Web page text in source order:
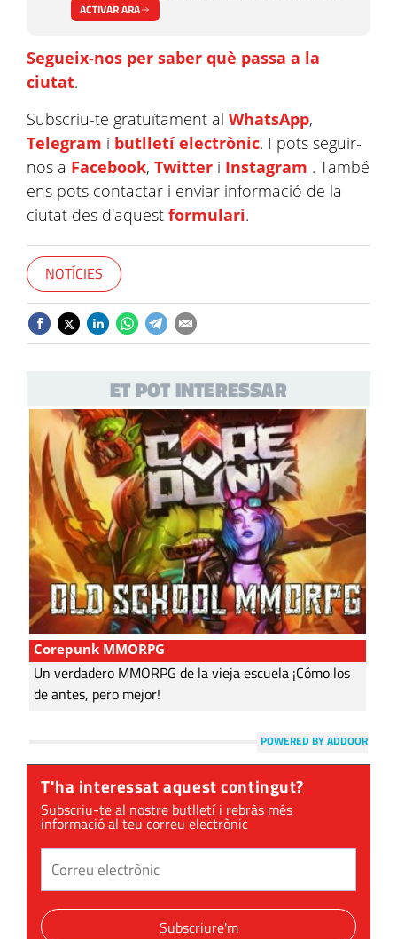
ACTIVAR ARA
Segueix-nos per saber què passa a la
ciutat.
Subscriu-te gratuïtament al WhatsApp,
Telegram i butlletí electrònic. I pots seguir-
nos a Facebook, Twitter i Instagram . També
ens pots contactar i enviar informació de la
ciutat des d'aquest formulari.
NOTÍCIES
ET POT INTERESSAR
Corepunk MMORPG
Un verdadero MMORPG de la vieja escuela ¡Cómo los
de antes, pero mejor!
POWERED BY ADDOOR
T'ha interessat aquest contingut?
Subscriu-te al nostre butlletí i rebràs més
informació al teu correu electrònic
Subscriure'm